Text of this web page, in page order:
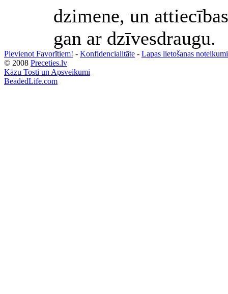
dzimene, un
gan ar dzīvesdraugu.
Pievienot Favorītiem! - Konfidencialitāte - Lapas lietošanas noteikumi
© 2008 Preceties.lv
Kāzu Tosti un Apsveikumi
BeadedLife.com